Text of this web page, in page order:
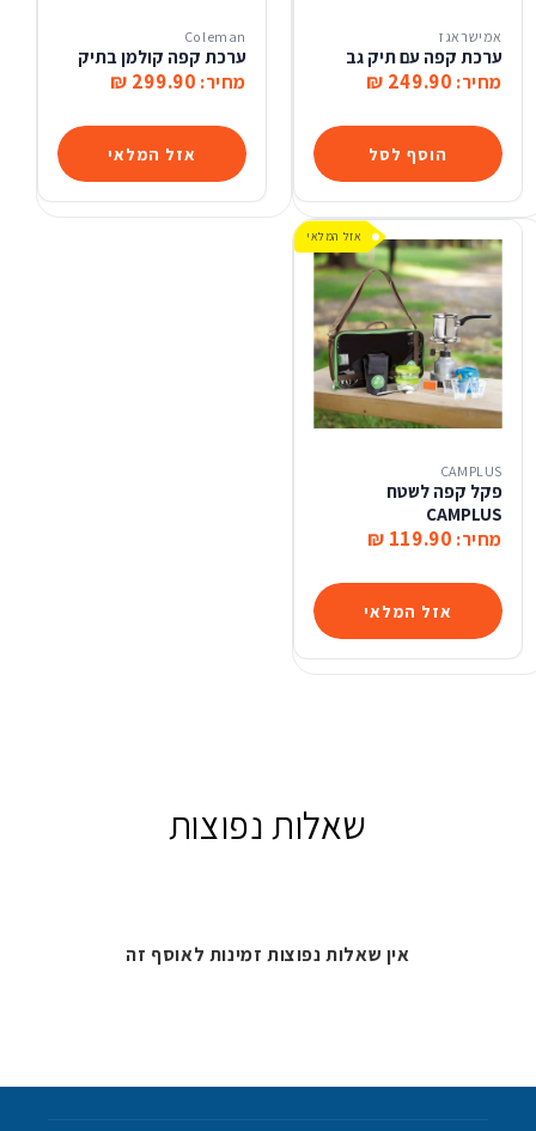
הוסף לסל
אמישראגז
ערכת קפה עם תיק גב
מחיר: 249.90 ₪
אזל המלאי
Coleman
ערכת קפה קולמן בתיק
מחיר: 299.90 ₪
אזל המלאי
אזל המלאי
CAMPLUS
פקל קפה לשטח
CAMPLUS
מחיר: 119.90 ₪
שאלות נפוצות
אין שאלות נפוצות זמינות לאוסף זה